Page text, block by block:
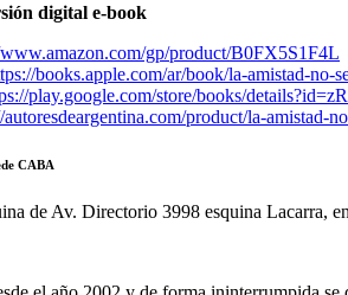
digital e-book
gp/product/B0FX5S1F4L
books.apple.com/ar/book/la-amistad-no-
play.google.com/store/books/
autoresdeargentina.com/product/la-amistad-
CABA
de Av. Directorio 3998 esquina Lacarra,